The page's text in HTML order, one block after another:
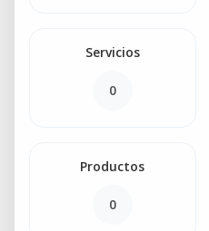
Servicios
0
Productos
0